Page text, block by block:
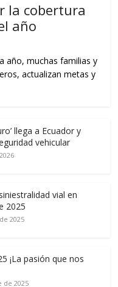
la cobertura
año
año, muchas familias y
actualizan metas y
llega a Ecuador y
vehicular
vial en
2025
2025
¡La pasión que nos
de 2025